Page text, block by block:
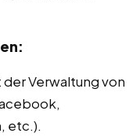
der Verwaltung von
etc.).